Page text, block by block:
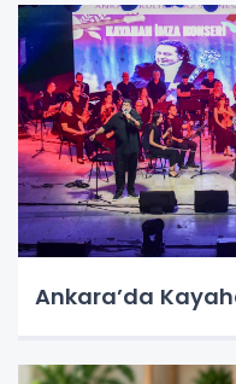
Ankara’da